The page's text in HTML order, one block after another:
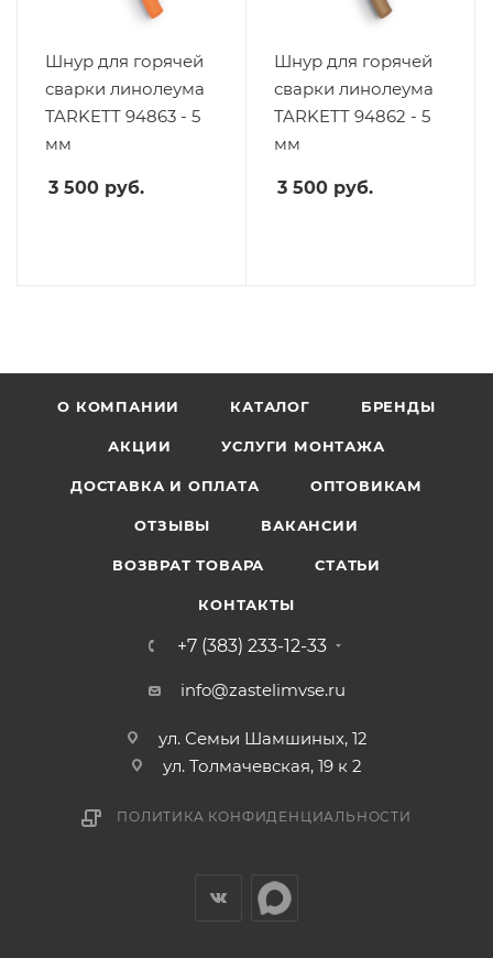
Шнур для горячей
сварки линолеума
TARKETT 94863 - 5
мм
3 500 руб.
Шнур для горячей
сварки линолеума
TARKETT 94862 - 5
мм
3 500 руб.
О КОМПАНИИ КАТАЛОГ БРЕНДЫ
АКЦИИ УСЛУГИ МОНТАЖА
ДОСТАВКА И ОПЛАТА ОПТОВИКАМ
ОТЗЫВЫ ВАКАНСИИ
ВОЗВРАТ ТОВАРА СТАТЬИ
КОНТАКТЫ
+7 (383) 233-12-33
info@zastelimvse.ru
ул. Семьи Шамшиных, 12
ул. Толмачевская, 19 к 2
ПОЛИТИКА КОНФИДЕНЦИАЛЬНОСТИ